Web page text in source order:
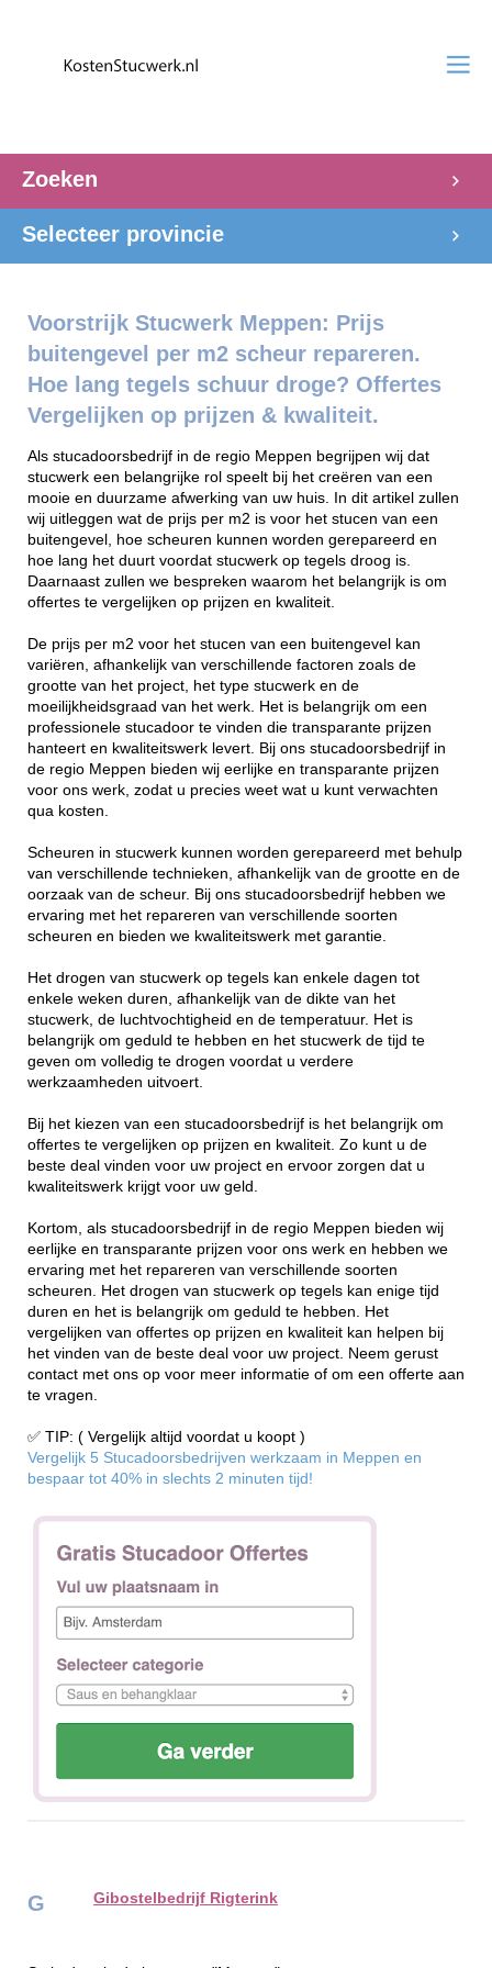
Zoeken
Selecteer provincie
Voorstrijk Stucwerk Meppen: Prijs
buitengevel per m2 scheur repareren.
Hoe lang tegels schuur droge? Offertes
Vergelijken op prijzen & kwaliteit.
Als stucadoorsbedrijf in de regio Meppen begrijpen wij dat
stucwerk een belangrijke rol speelt bij het creëren van een
mooie en duurzame afwerking van uw huis. In dit artikel zullen
wij uitleggen wat de prijs per m2 is voor het stucen van een
buitengevel, hoe scheuren kunnen worden gerepareerd en
hoe lang het duurt voordat stucwerk op tegels droog is.
Daarnaast zullen we bespreken waarom het belangrijk is om
offertes te vergelijken op prijzen en kwaliteit.
De prijs per m2 voor het stucen van een buitengevel kan
variëren, afhankelijk van verschillende factoren zoals de
grootte van het project, het type stucwerk en de
moeilijkheidsgraad van het werk. Het is belangrijk om een
professionele stucadoor te vinden die transparante prijzen
hanteert en kwaliteitswerk levert. Bij ons stucadoorsbedrijf in
de regio Meppen bieden wij eerlijke en transparante prijzen
voor ons werk, zodat u precies weet wat u kunt verwachten
qua kosten.
Scheuren in stucwerk kunnen worden gerepareerd met behulp
van verschillende technieken, afhankelijk van de grootte en de
oorzaak van de scheur. Bij ons stucadoorsbedrijf hebben we
ervaring met het repareren van verschillende soorten
scheuren en bieden we kwaliteitswerk met garantie.
Het drogen van stucwerk op tegels kan enkele dagen tot
enkele weken duren, afhankelijk van de dikte van het
stucwerk, de luchtvochtigheid en de temperatuur. Het is
belangrijk om geduld te hebben en het stucwerk de tijd te
geven om volledig te drogen voordat u verdere
werkzaamheden uitvoert.
Bij het kiezen van een stucadoorsbedrijf is het belangrijk om
offertes te vergelijken op prijzen en kwaliteit. Zo kunt u de
beste deal vinden voor uw project en ervoor zorgen dat u
kwaliteitswerk krijgt voor uw geld.
Kortom, als stucadoorsbedrijf in de regio Meppen bieden wij
eerlijke en transparante prijzen voor ons werk en hebben we
ervaring met het repareren van verschillende soorten
scheuren. Het drogen van stucwerk op tegels kan enige tijd
duren en het is belangrijk om geduld te hebben. Het
vergelijken van offertes op prijzen en kwaliteit kan helpen bij
het vinden van de beste deal voor uw project. Neem gerust
contact met ons op voor meer informatie of om een offerte aan
te vragen.
✅ TIP: ( Vergelijk altijd voordat u koopt )
Vergelijk 5 Stucadoorsbedrijven werkzaam in Meppen en
bespaar tot 40% in slechts 2 minuten tijd!
G Gibostelbedrijf Rigterink